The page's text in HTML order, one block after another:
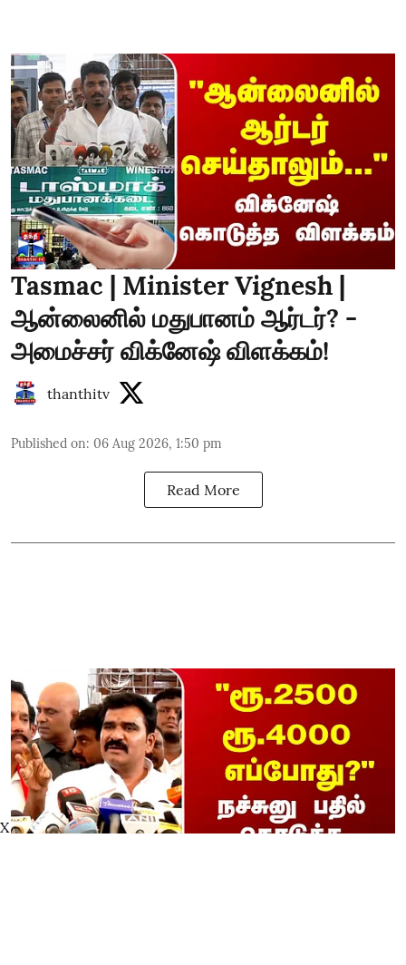
Tasmac | Minister Vignesh |
ஆன்லைனில் மதுபானம் ஆர்டர்? -
அமைச்சர் விக்னேஷ் விளக்கம்!
thanthitv
Published on: 06 Aug 2026, 1:50 pm
Read More
X